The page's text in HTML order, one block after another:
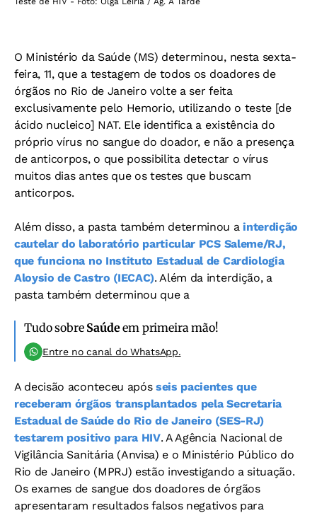
O Ministério da Saúde (MS) determinou, nesta sexta-
feira, 11, que a testagem de todos os doadores de
órgãos no Rio de Janeiro volte a ser feita
exclusivamente pelo Hemorio, utilizando o teste [de
ácido nucleico] NAT. Ele identifica a existência do
próprio vírus no sangue do doador, e não a presença
de anticorpos, o que possibilita detectar o vírus
muitos dias antes que os testes que buscam
anticorpos.
Além disso, a pasta também determinou ainterdição
cautelar do laboratório particular PCS Saleme/RJ,
que funciona no Instituto Estadual de Cardiologia
Aloysio de Castro (IECAC). Além da interdição, a
pasta também determinou que a
Tudo sobre Saúdeem primeira mão!
Entre no canal do WhatsApp.
A decisão aconteceu após seis pacientes que
receberam órgãos transplantados pela Secretaria
Estadual de Saúde do Rio de Janeiro (SES-RJ)
testarem positivo para HIV. A Agência Nacional de
Vigilância Sanitária (Anvisa) e o Ministério Público do
Rio de Janeiro (MPRJ) estão investigando a situação.
Os exames de sangue dos doadores de órgãos
apresentaram resultados falsos negativos para